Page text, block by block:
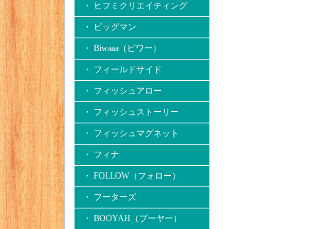
・ ヒフミクリエイティング
・ ビッグマン
・ Biwaaa（ビワー）
・ フィールドサイド
・ フィッシュアロー
・ フィッシュストーリー
・ フィッシュマグネット
・ フィナ
・ FOLLOW（フォロー）
・ フーターズ
・ BOOYAH（ブーヤー）